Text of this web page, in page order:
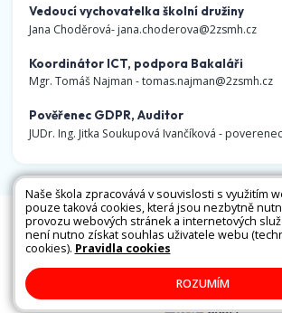
Vedoucí vychovatelka školní družiny
Jana Choděrová-jana.choderova@2zsmh.cz
Koordinátor ICT, podpora Bakaláři
Mgr. Tomáš Najman -tomas.najman@2zsmh.cz
Pověřenec GDPR, Auditor
JUDr. Ing. Jitka Soukupová Ivančíková -
Všechna práva vyhrazena. Copyright
Mapa stránek|Kontakty|Přihlásit|
o přístupnosti|
Naše škola zpracovává v souvislosti s využitím
pouze taková cookies, která jsou nezbytně
provozu webových stránek a internetových
není nutno získat souhlas uživatele webu
cookies). Pravidla cookies
ROZUMÍM